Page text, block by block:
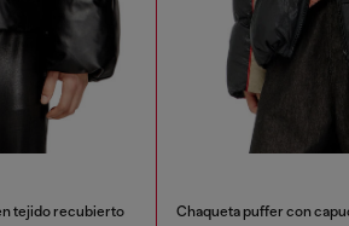
tejido recubierto Chaqueta puffer con